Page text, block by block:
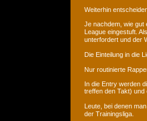
Weiterhin
Je nachdem, wie gut
League eingestuft.
unterfordert und der
Die Einteilung in die
Nur routinierte
In die Entry werden
treffen den Takt) und
Leute, bei denen
der Trainingsliga.